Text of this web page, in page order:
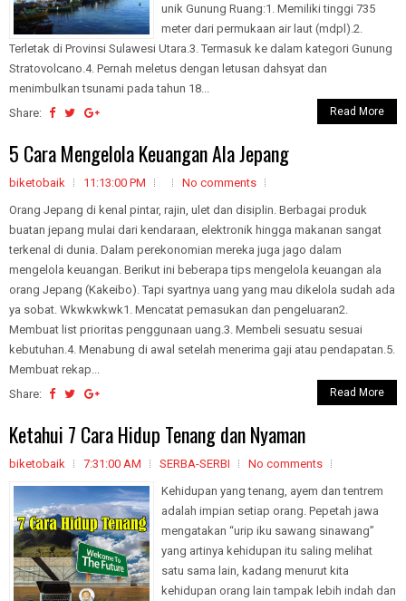
unik Gunung Ruang:1. Memiliki tinggi 735
meter dari permukaan air laut (mdpl).2.
Terletak di Provinsi Sulawesi Utara.3. Termasuk ke dalam kategori Gunung
Stratovolcano.4. Pernah meletus dengan letusan dahsyat dan
menimbulkan tsunami pada tahun 18...
Share:
Read More
5 Cara Mengelola Keuangan Ala Jepang
biketobaik 11:13:00 PM
No comments
Orang Jepang di kenal pintar, rajin, ulet dan disiplin. Berbagai produk
buatan jepang mulai dari kendaraan, elektronik hingga makanan sangat
terkenal di dunia. Dalam perekonomian mereka juga jago dalam
mengelola keuangan. Berikut ini beberapa tips mengelola keuangan ala
orang Jepang (Kakeibo). Tapi syartnya uang yang mau dikelola sudah ada
ya sobat. Wkwkwkwk1. Mencatat pemasukan dan pengeluaran2.
Membuat list prioritas penggunaan uang.3. Membeli sesuatu sesuai
kebutuhan.4. Menabung di awal setelah menerima gaji atau pendapatan.5.
Membuat rekap...
Share:
Read More
Ketahui 7 Cara Hidup Tenang dan Nyaman
biketobaik 7:31:00 AM SERBA-SERBI
No comments
Kehidupan yang tenang, ayem dan tentrem
adalah impian setiap orang. Pepetah jawa
mengatakan “urip iku sawang sinawang”
yang artinya kehidupan itu saling melihat
satu sama lain, kadang menurut kita
kehidupan orang lain tampak lebih indah dan